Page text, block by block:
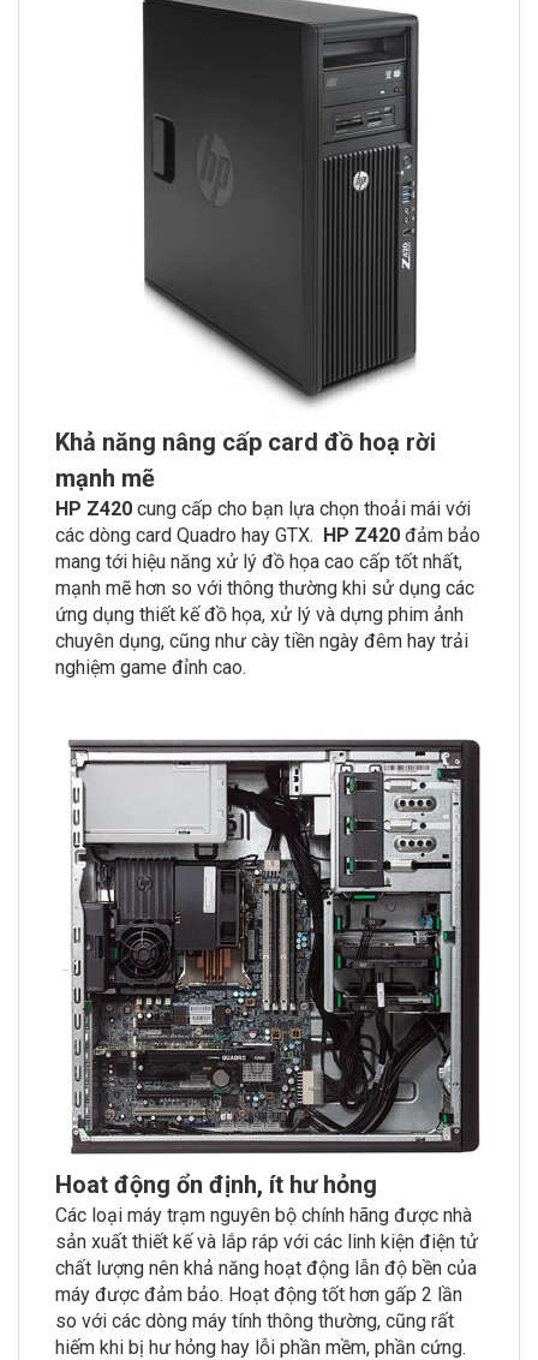
Khả năng nâng cấp card đồ hoạ rời
mạnh mẽ
HP Z420 cung cấp cho bạn lựa chọn thoải mái với
các dòng card Quadro hay GTX. HP Z420 đảm bảo
mang tới hiệu năng xử lý đồ họa cao cấp tốt nhất,
mạnh mẽ hơn so với thông thường khi sử dụng các
ứng dụng thiết kế đồ họa, xử lý và dựng phim ảnh
chuyên dụng, cũng như cày tiền ngày đêm hay trải
nghiệm game đỉnh cao.
Hoat động ổn định, ít hư hỏng
Các loại máy trạm nguyên bộ chính hãng được nhà
sản xuất thiết kế và lắp ráp với các linh kiện điện tử
chất lượng nên khả năng hoạt động lẫn độ bền của
máy được đảm bảo. Hoạt động tốt hơn gấp 2 lần
so với các dòng máy tính thông thường, cũng rất
hiếm khi bị hư hỏng hay lỗi phần mềm, phần cứng.